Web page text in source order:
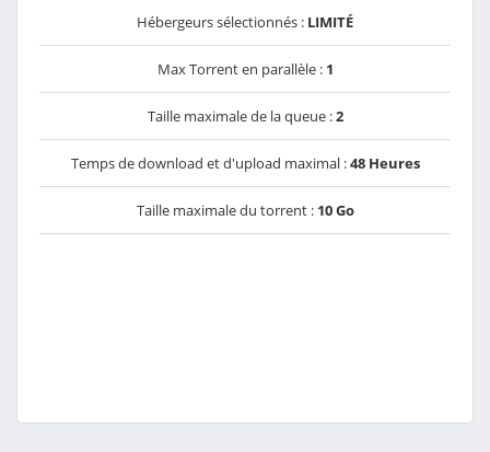
Hébergeurs sélectionnés : LIMITÉ
Max Torrent en parallèle : 1
Taille maximale de la queue :2
Temps de download et d'upload maximal :48 Heures
Taille maximale du torrent : 10 Go